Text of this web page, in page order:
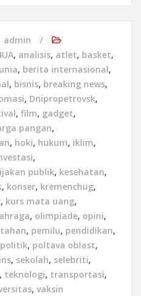
admin
, analisis, atlet, basket,
, berita internasional,
, bisnis, breaking news,
, Dnipropetrovsk,
, film, gadget,
pangan,
, hoki, hukum, iklim,
,
publik, kesehatan,
, konser, kremenchug,
, kurs mata uang,
, olimpiade, opini,
, pemilu, pendidikan,
politik, poltava oblast,
, sekolah, selebriti,
, teknologi, transportasi,
, vaksin